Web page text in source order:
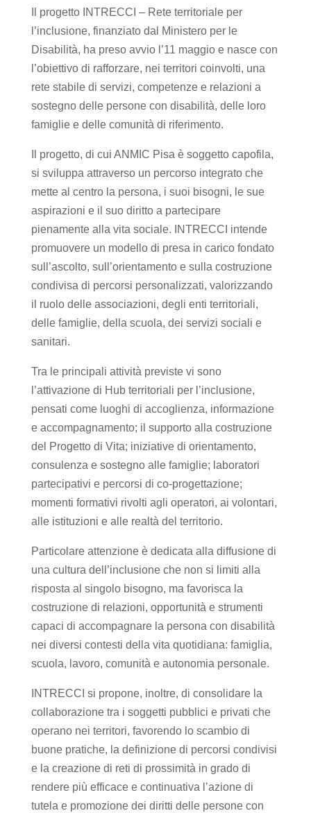
Il progetto INTRECCI – Rete territoriale per
l’inclusione, finanziato dal Ministero per le
Disabilità, ha preso avvio l’11 maggio e nasce con
l’obiettivo di rafforzare, nei territori coinvolti, una
rete stabile di servizi, competenze e relazioni a
sostegno delle persone con disabilità, delle loro
famiglie e delle comunità di riferimento.
Il progetto, di cui ANMIC Pisa è soggetto capofila,
si sviluppa attraverso un percorso integrato che
mette al centro la persona, i suoi bisogni, le sue
aspirazioni e il suo diritto a partecipare
pienamente alla vita sociale. INTRECCI intende
promuovere un modello di presa in carico fondato
sull’ascolto, sull’orientamento e sulla costruzione
condivisa di percorsi personalizzati, valorizzando
il ruolo delle associazioni, degli enti territoriali,
delle famiglie, della scuola, dei servizi sociali e
sanitari.
Tra le principali attività previste vi sono
l’attivazione di Hub territoriali per l’inclusione,
pensati come luoghi di accoglienza, informazione
e accompagnamento; il supporto alla costruzione
del Progetto di Vita; iniziative di orientamento,
consulenza e sostegno alle famiglie; laboratori
partecipativi e percorsi di co-progettazione;
momenti formativi rivolti agli operatori, ai volontari,
alle istituzioni e alle realtà del territorio.
Particolare attenzione è dedicata alla diffusione di
una cultura dell’inclusione che non si limiti alla
risposta al singolo bisogno, ma favorisca la
costruzione di relazioni, opportunità e strumenti
capaci di accompagnare la persona con disabilità
nei diversi contesti della vita quotidiana: famiglia,
scuola, lavoro, comunità e autonomia personale.
INTRECCI si propone, inoltre, di consolidare la
collaborazione tra i soggetti pubblici e privati che
operano nei territori, favorendo lo scambio di
buone pratiche, la definizione di percorsi condivisi
e la creazione di reti di prossimità in grado di
rendere più efficace e continuativa l’azione di
tutela e promozione dei diritti delle persone con